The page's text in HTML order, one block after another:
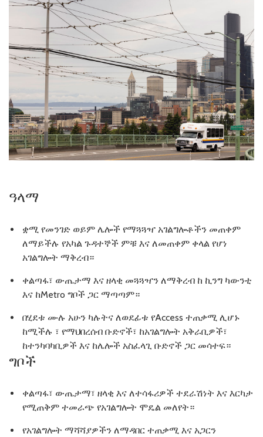
ዓላማ
ቋሚ የመንገድ ወይም ሌሎች የማጓጓዣ አገልግሎቶችን መጠቀም
ለማይችሉ የአካል ጉዳተኞች ምቹ እና ለመጠቀም ቀላል የሆነ
አገልግሎት ማቅረብ።
ቀልጣፋ፣ ውጤታማ እና ዘላቂ መጓጓዣን ለማቅረብ ከ ኪንግ ካውንቲ
እና ከMetro ግቦች ጋር ማጣጣም።
በሂደቱ ሙሉ አሁን ካሉትና ለወደፊቱ የAccess ተጠቃሚ ሊሆኑ
ከሚችሉ ፣ የማህበረሰብ ቡድኖች፣ ከአገልግሎት አቅራቢዎች፣
ከተንካባካቢዎች እና ከሌሎች አስፈላጊ ቡድኖች ጋር መሳተፍ።
ግቦች
ቀልጣፋ፣ ውጤታማ፣ ዘላቂ እና ለተሳፋሪዎች ተደራሽነት እና እርካታ
የሚጠቅም ተመራጭ የአገልግሎት ሞዴል መለየት።
የአገልግሎት ማሻሻያዎችን ለማዳበር ተጠቃሚ እና አጋርን